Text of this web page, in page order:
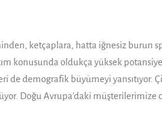
ketçaplara, hatta iğne­siz burun
konusunda oldukça yüksek
demog­rafik büyümeyi
Doğu Avrupa’daki